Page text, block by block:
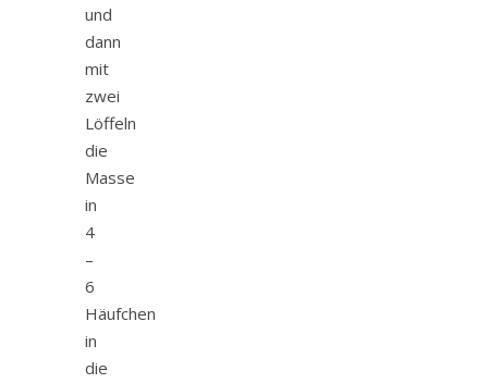
und
dann
mit
zwei
Löffeln
die
Masse
in
4
–
6
Häufchen
in
die